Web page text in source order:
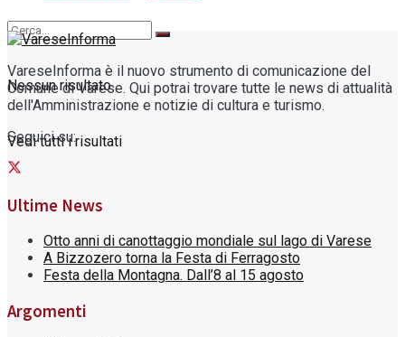
Nessun risultato
Vedi tutti i risultati
VareseInforma è il nuovo strumento di comunicazione del
Comune di Varese. Qui potrai trovare tutte le news di attualità
dell'Amministrazione e notizie di cultura e turismo.
Seguici su:
Ultime News
Otto anni di canottaggio mondiale sul lago di Varese
A Bizzozero torna la Festa di Ferragosto
Festa della Montagna. Dall’8 al 15 agosto
Argomenti